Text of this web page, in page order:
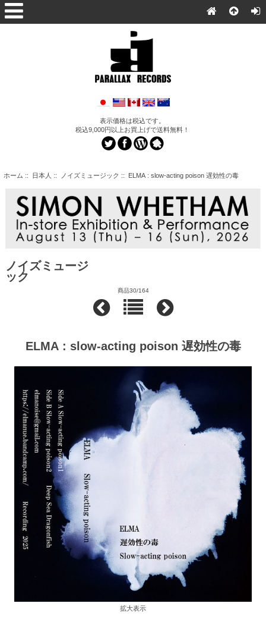
表示価格は税込です。
税込9,000円以上お買上げで送料無料！
ホーム :: 日本人 :: ノイズミュージック :: ELMA : slow-acting poison 遅効性の毒
ノイズミュージ
ック
商品30/164
ELMA : slow-acting poison 遅効性の毒
拡大表示